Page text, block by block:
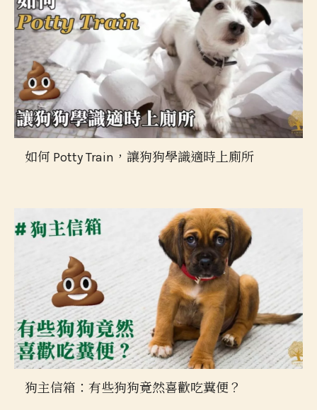
如何 Potty Train，讓狗狗學識適時上廁所
狗主信箱：有些狗狗竟然喜歡吃糞便？